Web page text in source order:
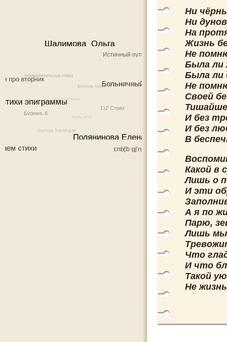
Ни
Ни
На
Жизнь
Не
Была ли
Была ли
Не
Своей
И без
И без
В
Какой в
Лишь о
И эти
А я по
Парю,
Лишь
Что
И что
Такой
Не